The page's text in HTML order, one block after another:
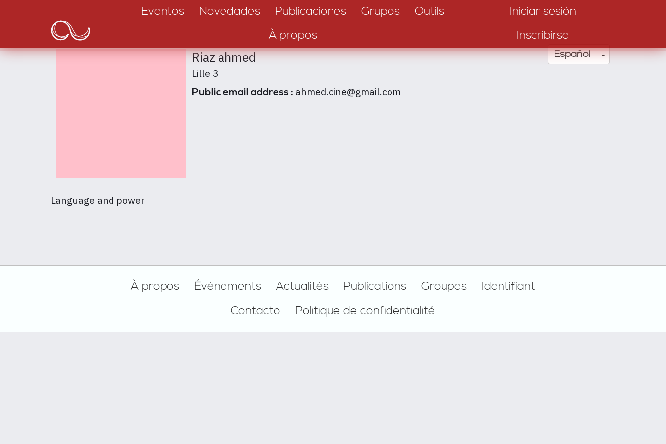
principal
navigation
Eventos Novedades Publicaciones Grupos
Outils
À propos
Iniciar sesión
Inscribirse
Español Toggle
Riaz ahmed
Lille 3
Public email address : ahmed.cine@gmail.com
Language and power
À propos Événements Actualités Publications Groupes
Identifiant
Contacto
Politique de confidentialité